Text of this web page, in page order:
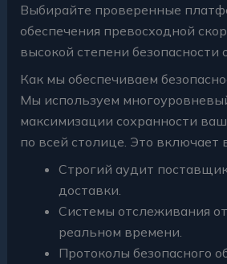
Выбирайте проверенные
обеспечения превосходной
высокой степени безопасности
Как мы обеспечиваем
Мы используем
максимизации сохранности
по всей столице. Это включает
Строгий аудит
доставки.
Системы отслеживания
реальном времени.
Протоколы безопасного